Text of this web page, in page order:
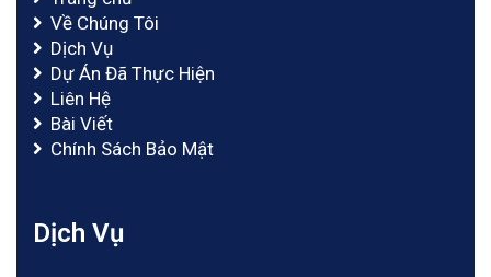
Về Chúng Tôi
Dịch Vụ
Dự Án Đã Thực Hiện
Liên Hệ
Bài Viết
Chính Sách Bảo Mật
Dịch Vụ